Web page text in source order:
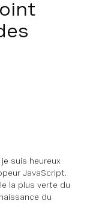
suis heureux
JavaScript.
la plus verte du
du